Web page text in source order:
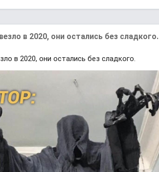
в 2020, они остались без сладкого.
в 2020, они остались без сладкого.